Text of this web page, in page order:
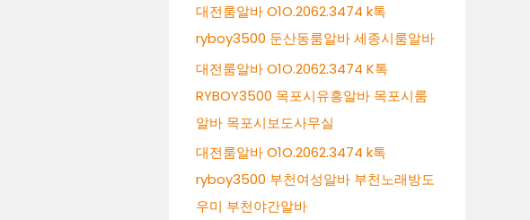
대전룸알바 O1O.2062.3474 k톡
ryboy3500 둔산동룸알바 세종시룸알바
대전룸알바 O1O.2062.3474 K톡
RYBOY3500 목포시유흥알바 목포시룸
알바 목포시보도사무실
대전룸알바 O1O.2062.3474 k톡
ryboy3500 부천여성알바 부천노래방도
우미 부천야간알바